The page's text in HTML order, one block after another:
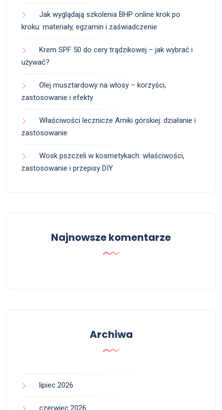
Jak wyglądają szkolenia BHP online krok po
kroku: materiały, egzamin i zaświadczenie
Krem SPF 50 do cery trądzikowej – jak wybrać i
używać?
Olej musztardowy na włosy – korzyści,
zastosowanie i efekty
Właściwości lecznicze Arniki górskiej: działanie i
zastosowanie
Wosk pszczeli w kosmetykach: właściwości,
zastosowanie i przepisy DIY
Najnowsze komentarze
Archiwa
lipiec 2026
czerwiec 2026